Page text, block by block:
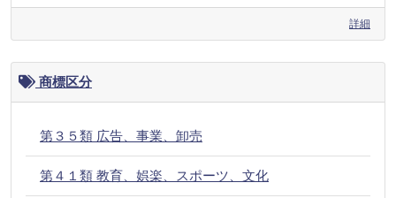
詳細
商標区分
第３５類 広告、事業、卸売
第４１類 教育、娯楽、スポーツ、文化